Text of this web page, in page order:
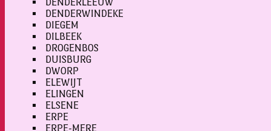
DENDERWINDEKE
DIEGEM
DILBEEK
DROGENBOS
DUISBURG
DWORP
ELEWIJT
ELINGEN
ELSENE
ERPE
ERPE-MERE